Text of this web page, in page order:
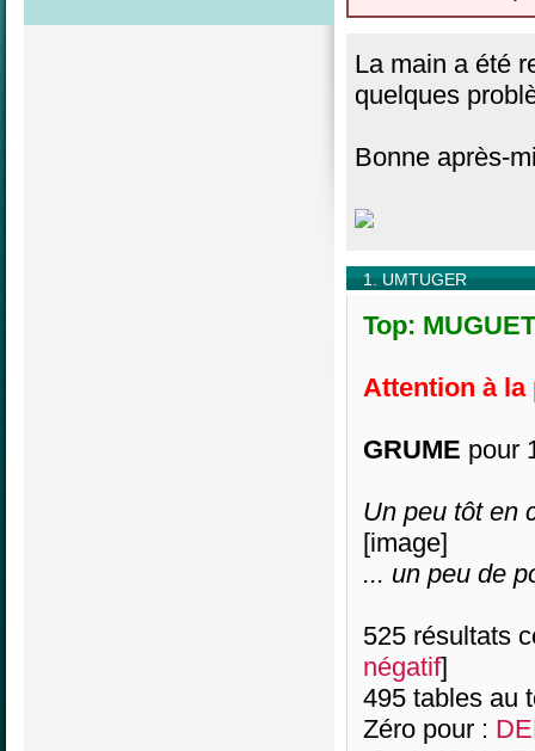
La main a été
quelques
Bonne après-
1. UMTUGER
Top:
Attention à la
GRUME pour
Un peu tôt en
[image]
... un peu de
525 résultats
négatif]
495 tables au
Zéro pour :